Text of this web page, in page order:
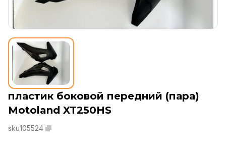
пластик боковой передний (пара)
Motoland XT250HS
sku105524